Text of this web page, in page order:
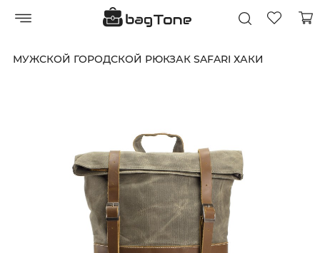
МУЖСКОЙ ГОРОДСКОЙ РЮКЗАК SAFARI ХАКИ